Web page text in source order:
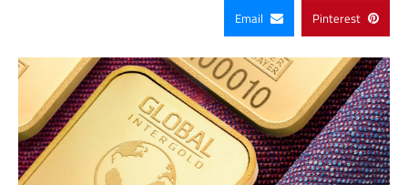
Pinterest
Email